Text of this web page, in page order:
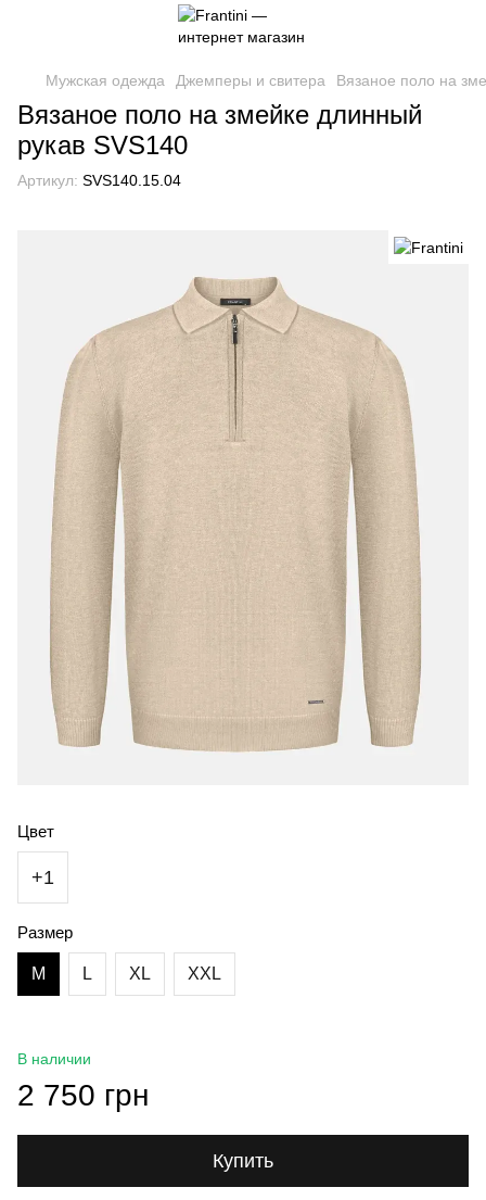
Мужская одежда Джемперы и свитера Вязаное поло на
Вязаное поло на змейке длинный
рукав SVS140
Артикул: SVS140.15.04
Цвет
+1
Размер
M L XL XXL
В наличии
2 750 грн
Купить